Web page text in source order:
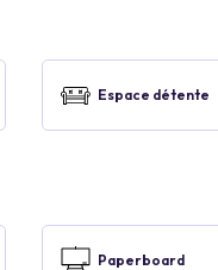
Espace détente
Paperboard